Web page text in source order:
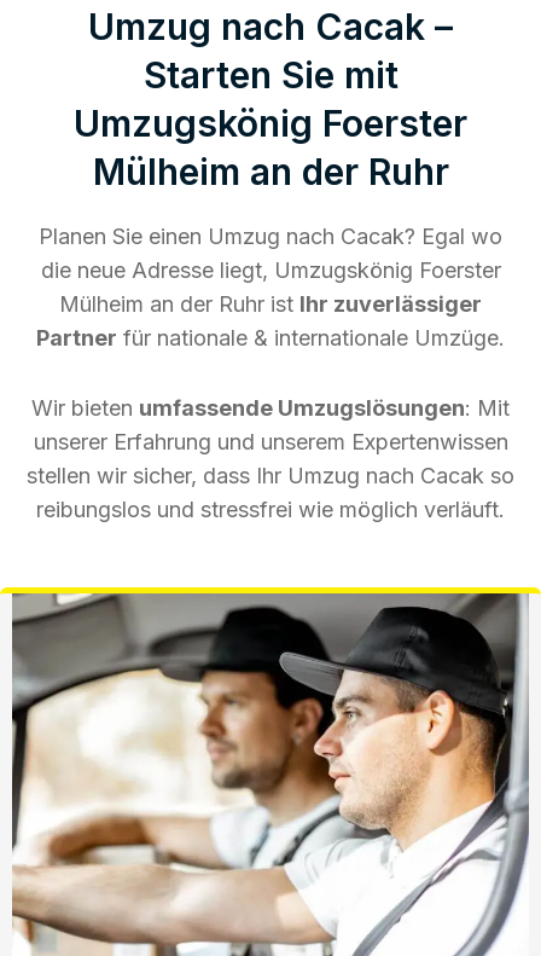
Umzug nach Cacak –
Starten Sie mit
Umzugskönig Foerster
Mülheim an der Ruhr
Planen Sie einen Umzug nach Cacak? Egal wo
die neue Adresse liegt, Umzugskönig Foerster
Mülheim an der Ruhr ist Ihr zuverlässiger
Partner für nationale & internationale Umzüge.
Wir bieten umfassende Umzugslösungen: Mit
unserer Erfahrung und unserem Expertenwissen
stellen wir sicher, dass Ihr Umzug nach Cacak so
reibungslos und stressfrei wie möglich verläuft.